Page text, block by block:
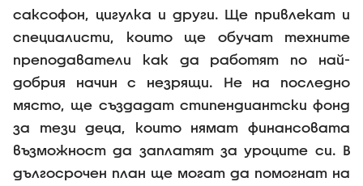
саксофон, цигулка и други. Ще привлекат и
специалисти, които ще обучат техните
преподаватели как да работят по най-
добрия начин с незрящи. Не на последно
място, ще създадат стипендиантски фонд
за тези деца, които нямат финансовата
възможност да заплатят за уроците си. В
дългосрочен план ще могат да помогнат на